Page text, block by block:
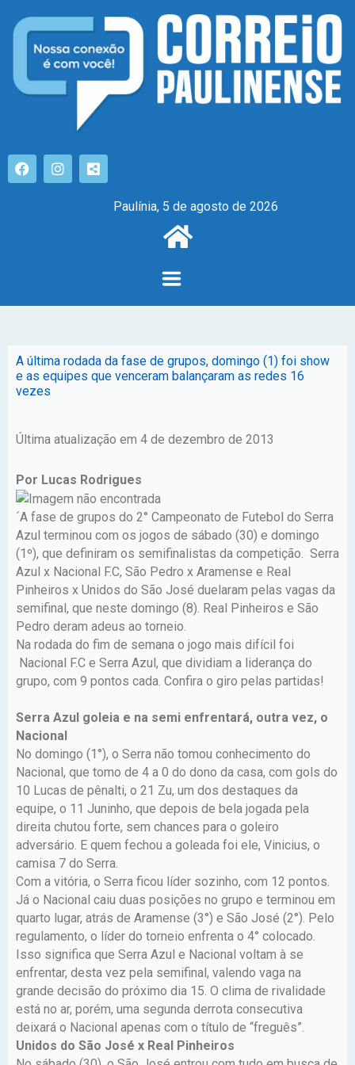
Paulínia, 5 de agosto de 2026
A última rodada da fase de grupos, domingo (1) foi show
e as equipes que venceram balançaram as redes 16
vezes
Última atualização em 4 de dezembro de 2013
Por Lucas Rodrigues
´A fase de grupos do 2° Campeonato de Futebol do Serra
Azul terminou com os jogos de sábado (30) e domingo
(1º), que definiram os semifinalistas da competição. Serra
Azul x Nacional F.C, São Pedro x Aramense e Real
Pinheiros x Unidos do São José duelaram pelas vagas da
semifinal, que neste domingo (8). Real Pinheiros e São
Pedro deram adeus ao torneio.
Na rodada do fim de semana o jogo mais difícil foi
Nacional F.C e Serra Azul, que dividiam a liderança do
grupo, com 9 pontos cada. Confira o giro pelas partidas!
Serra Azul goleia e na semi enfrentará, outra vez, o
Nacional
No domingo (1°), o Serra não tomou conhecimento do
Nacional, que tomo de 4 a 0 do dono da casa, com gols do
10 Lucas de pênalti, o 21 Zu, um dos destaques da
equipe, o 11 Juninho, que depois de bela jogada pela
direita chutou forte, sem chances para o goleiro
adversário. E quem fechou a goleada foi ele, Vinicius, o
camisa 7 do Serra.
Com a vitória, o Serra ficou líder sozinho, com 12 pontos.
Já o Nacional caiu duas posições no grupo e terminou em
quarto lugar, atrás de Aramense (3°) e São José (2°). Pelo
regulamento, o líder do torneio enfrenta o 4° colocado.
Isso significa que Serra Azul e Nacional voltam à se
enfrentar, desta vez pela semifinal, valendo vaga na
grande decisão do próximo dia 15. O clima de rivalidade
está no ar, porém, uma segunda derrota consecutiva
deixará o Nacional apenas com o título de “freguês”.
Unidos do São José x Real Pinheiros